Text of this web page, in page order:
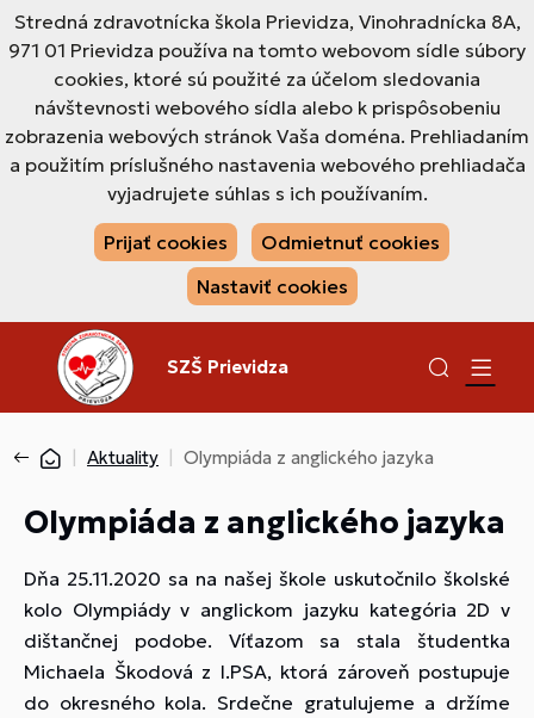
Stredná zdravotnícka škola Prievidza, Vinohradnícka 8A,
971 01 Prievidza používa na tomto webovom sídle súbory
cookies, ktoré sú použité za účelom sledovania
návštevnosti webového sídla alebo k prispôsobeniu
zobrazenia webových stránok Vaša doména. Prehliadaním
a použitím príslušného nastavenia webového prehliadača
vyjadrujete súhlas s ich používaním.
Prijať cookies
Odmietnuť cookies
Nastaviť cookies
SZŠ Prievidza
Aktuality Olympiáda z anglického jazyka
Olympiáda z anglického jazyka
Dňa 25.11.2020 sa na našej škole uskutočnilo školské
kolo Olympiády v anglickom jazyku kategória 2D v
dištančnej podobe. Víťazom sa stala študentka
Michaela Škodová z I.PSA, ktorá zároveň postupuje
do okresného kola. Srdečne gratulujeme a držíme